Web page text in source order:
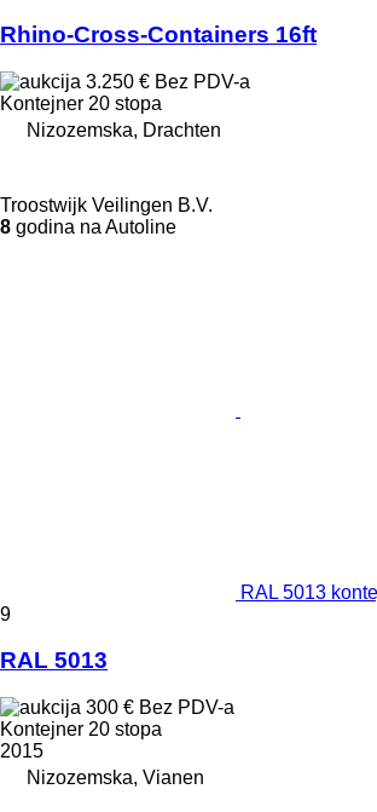
Rhino-Cross-Containers 16ft
3.250 € Bez PDV-a
Kontejner 20 stopa
Nizozemska, Drachten
Troostwijk Veilingen B.V.
8 godina na Autoline
RAL 5013
9
RAL 5013
300 € Bez PDV-a
Kontejner 20 stopa
2015
Nizozemska, Vianen